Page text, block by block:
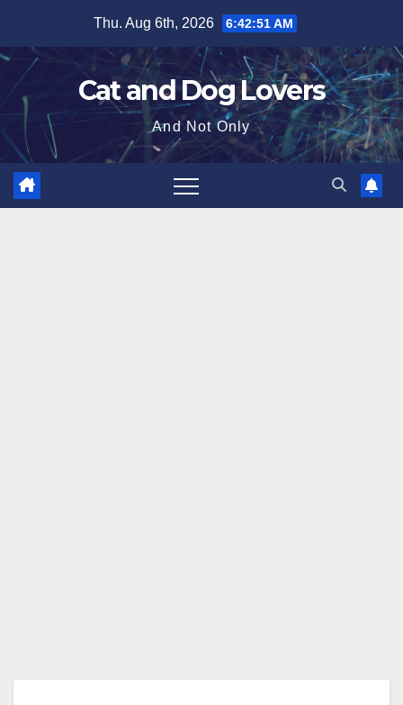
content
Thu. Aug 6th, 2026 6:42:52 AM
Cat and Dog Lovers
And Not Only